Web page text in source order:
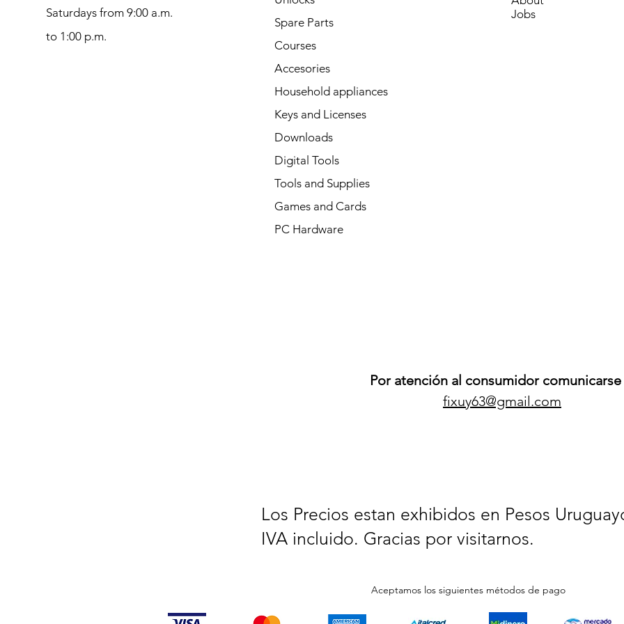
Saturdays from 9:00 a.m.
to 1:00 p.m.
Spare Parts
Courses
Accesories
Household appliances
Keys and Licenses
Downloads
Digital Tools
Tools and Supplies
Games and Cards
PC Hardware
Jobs
Por atención al consumidor comunicarse
fixuy63@gmail.com
Los Precios estan exhibidos en Pesos
IVA incluido. Gracias por visitarnos.
Aceptamos los siguientes métodos de pago